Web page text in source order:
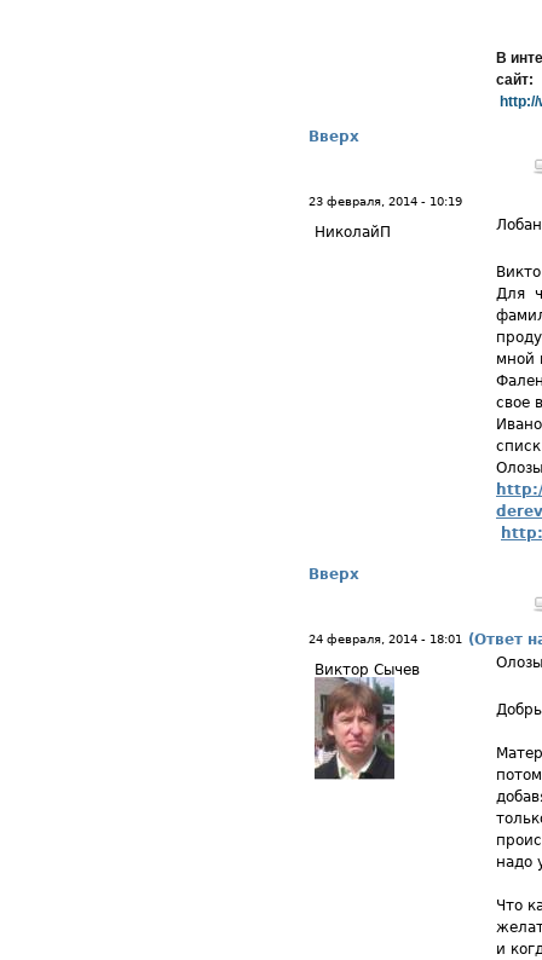
В
сайт:
Вверх
23 февраля, 2014 - 10:19
НиколайП
Для
мной
свое
Вверх
24 февраля, 2014 - 18:01
(Ответ
Виктор Сычев
Олозы
надо
Что
и